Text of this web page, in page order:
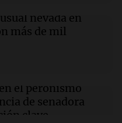
riesgos sociales
prolongadas
guiar el calor como
ambiente
nevada en
más de mil
el peronismo
de senadora
clave